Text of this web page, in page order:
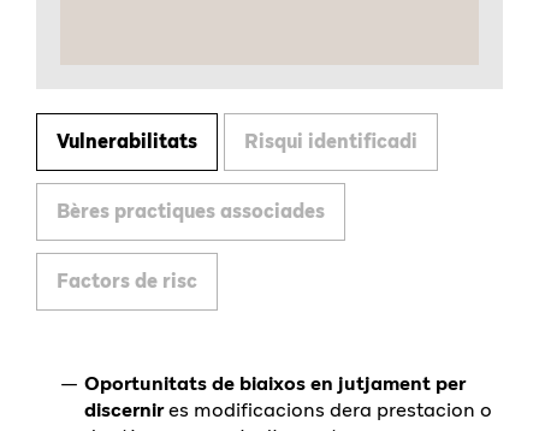
Vulnerabilitats Risqui identificadi
Bères practiques associades
Factors de risc
Oportunitats de biaixos en jutjament per
discernires modificacions dera prestacion o